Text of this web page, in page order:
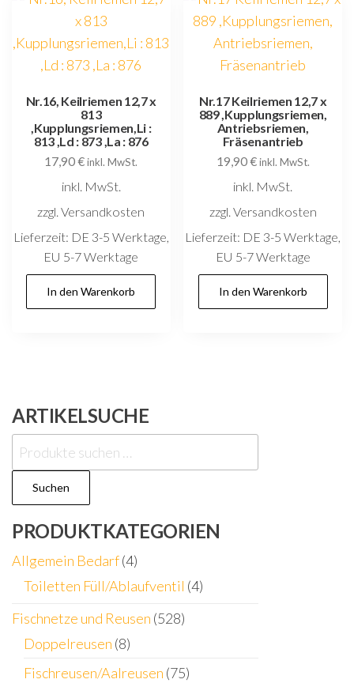
Nr.16, Keilriemen 12,7 x
813
,Kupplungsriemen,Li :
813 ,Ld : 873 ,La : 876
17,90€ inkl. MwSt.
inkl. MwSt.
zzgl. Versandkosten
Lieferzeit: DE 3-5 Werktage,
EU 5-7 Werktage
In den Warenkorb
Nr.17 Keilriemen 12,7 x
889 ,Kupplungsriemen,
Antriebsriemen,
Fräsenantrieb
19,90€ inkl. MwSt.
inkl. MwSt.
zzgl. Versandkosten
Lieferzeit: DE 3-5 Werktage,
EU 5-7 Werktage
In den Warenkorb
ARTIKELSUCHE
Suchen
nach:
Suchen
PRODUKTKATEGORIEN
Allgemein Bedarf(4)
Toiletten Füll/Ablaufventil (4)
Fischnetze und Reusen (528)
Doppelreusen (8)
Fischreusen/Aalreusen (75)